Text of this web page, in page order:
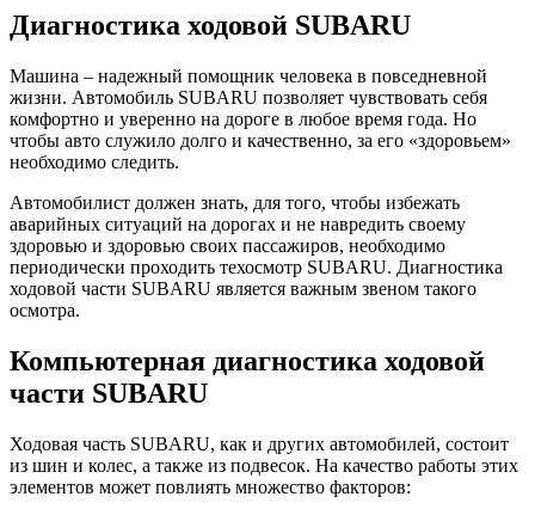
Диагностика ходовой SUBARU
Машина – надежный помощник человека в повседневной
жизни. Автомобиль SUBARU позволяет чувствовать себя
комфортно и уверенно на дороге в любое время года. Но
чтобы авто служило долго и качественно, за его «здоровьем»
необходимо следить.
Автомобилист должен знать, для того, чтобы избежать
аварийных ситуаций на дорогах и не навредить своему
здоровью и здоровью своих пассажиров, необходимо
периодически проходить техосмотр SUBARU. Диагностика
ходовой части SUBARU является важным звеном такого
осмотра.
Компьютерная диагностика ходовой
части SUBARU
Ходовая часть SUBARU, как и других автомобилей, состоит
из шин и колес, а также из подвесок. На качество работы этих
элементов может повлиять множество факторов: